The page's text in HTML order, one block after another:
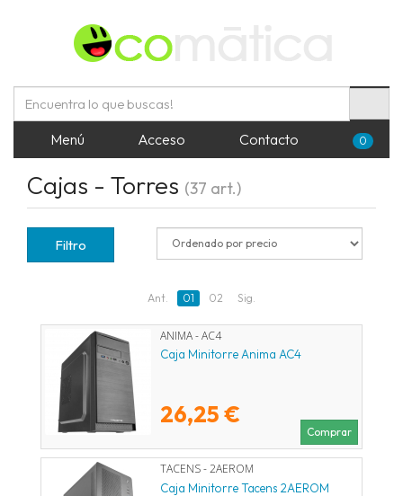
Menú Acceso Contacto 0
Cajas - Torres (37 art.)
Filtro
Ant. 01 02 Sig.
ANIMA - AC4
Caja Minitorre Anima AC4
26,25 €
Comprar
TACENS - 2AEROM
Caja Minitorre Tacens 2AEROM